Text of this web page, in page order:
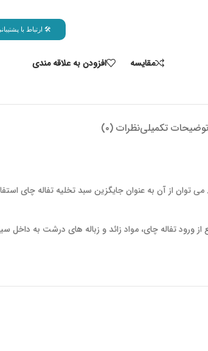
🛠 ارتباط با
مقايسه افزودن به علاقه مندی
توضیحات تکمیلینظرات (۰)
از آن به عنوان جایگزین سبد تخلیه تفاله چای
تفاله چای، مواد زائد و زباله های درشت به